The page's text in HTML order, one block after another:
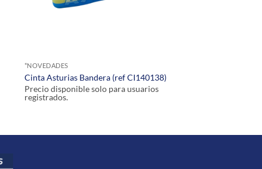
*NOVEDADES
Cinta Asturias Bandera (ref CI140138)
Precio disponible solo para usuarios
registrados.